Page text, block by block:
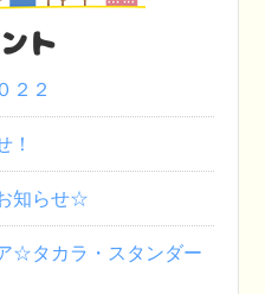
ト
２２
！
知らせ☆
☆タカラ・スタンダー